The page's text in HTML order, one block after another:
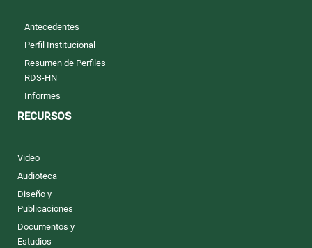
Antecedentes
Perfil Institucional
Resumen de Perfiles
RDS-HN
Informes
RECURSOS
Video
Audioteca
Diseño y
Publicaciones
Documentos y
Estudios